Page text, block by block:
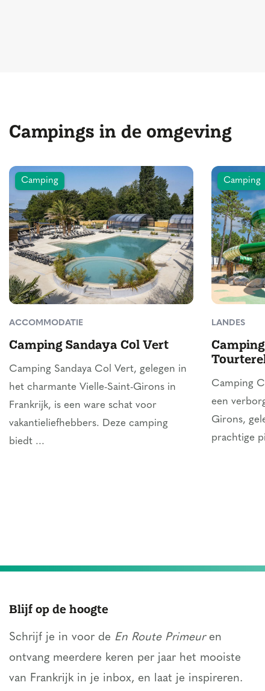
Campings in de omgeving
Camping
ACCOMMODATIE
Camping Sandaya Col Vert
Camping Sandaya Col Vert, gelegen in
het charmante Vielle-Saint-Girons in
Frankrijk, is een ware schat voor
vakantieliefhebbers. Deze camping
biedt ...
Camping
LANDES
Camping
een
Girons,
prachtige
Blijf op de hoogte
Schrijf je in voor de En Route Primeuren
ontvang meerdere keren per jaar het mooiste
van Frankrijk in je inbox, en laat je inspireren.